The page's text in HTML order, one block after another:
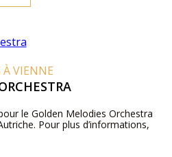
À VIENNE
le Golden Melodies Orchestra
Pour plus d’informations,